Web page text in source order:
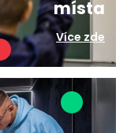
místa
Více zde